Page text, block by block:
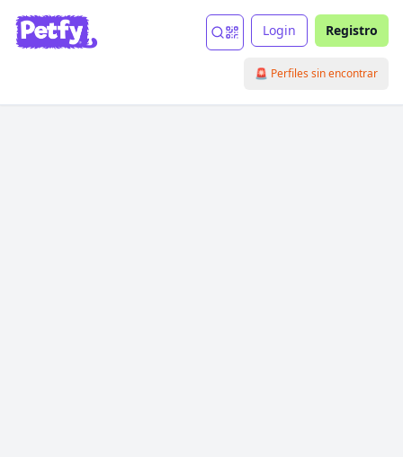
Login Registro
🚨 Perfiles sin encontrar